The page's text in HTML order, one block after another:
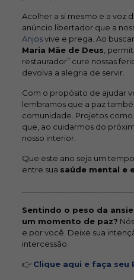
Acolher a si mesmo e a voz
anúncio libertador que a
Anjosvive e prega. Ao
Maria Mãe de Deus ,
restaurador” cure nossas
devolva a alegria de servir.
Com o propósito de ajudar
lembramos que a paz
comunidade. Projetos como
que, ao cuidarmos do
nosso interior.
Que este ano seja um
entre sua saúde mental e
Sentindo o peso da
um momento de paz?
e por você. Deixe sua
intercessão.
👉 Clique aqui e faça seu